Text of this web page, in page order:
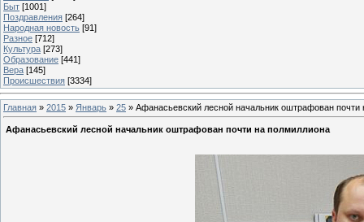
Быт [1001]
Поздравления [264]
Народная новость [91]
Разное [712]
Культура [273]
Образование [441]
Вера [145]
Происшествия [3334]
Главная » 2015 » Январь » 25 » Афанасьевский лесной начальник оштрафован почти
Афанасьевский лесной начальник оштрафован почти на полмиллиона